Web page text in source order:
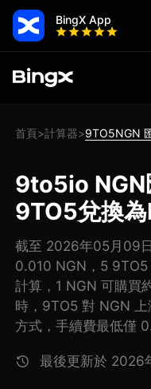
BingX App
首頁>計算器>9TO5NGN
9to5io NGN
9TO5兌換
截至 2026年05月09
0.010 NGN，5
計算，1 NGN 可購買
時，9TO5 對 NGN
方式，手續費最低僅
最後更新於 2026